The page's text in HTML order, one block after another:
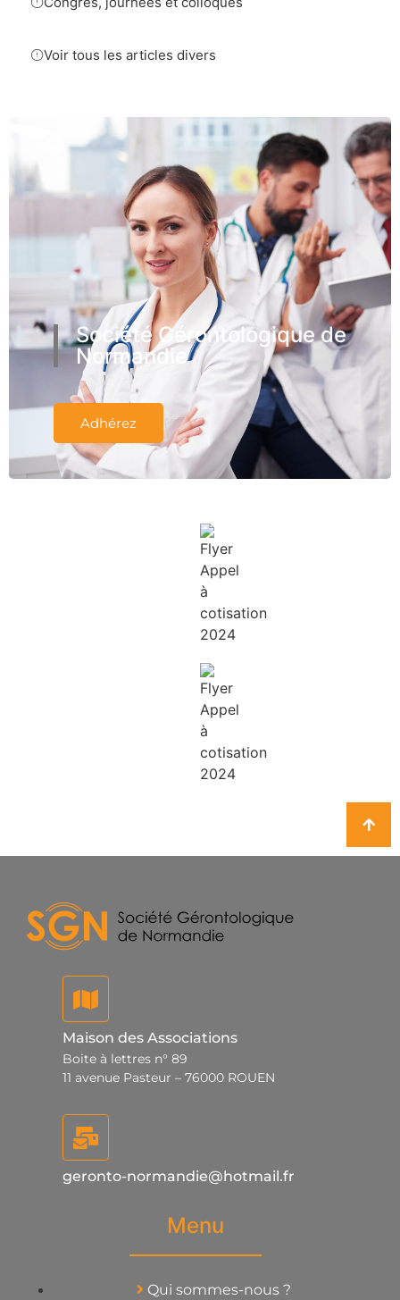
Voir tous les articles divers
Société Gérontologique de
Normandie
Adhérez
Maison des Associations
Boite à lettres n° 89
11 avenue Pasteur – 76000 ROUEN
geronto-normandie@hotmail.fr
Menu
Qui sommes-nous ?